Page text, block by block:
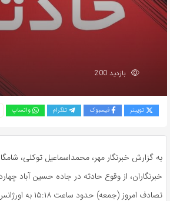
بازدید 200
توییتر فیسبوک تلگرام واتساپ
به گزارش خبرنگار مهر، محمداسماعیل توکلی،
خبرنگاران، از وقوع حادثه در جاده حسین آباد
تصادف امروز (جمعه) حدود ساعت ۱۵:۱۸ به اورژانس ۱۱۵ اطلاع داده شد.